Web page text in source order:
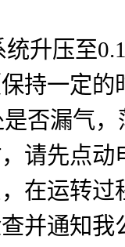
升压至
持一定
否漏气
请先点
在运转
并通知